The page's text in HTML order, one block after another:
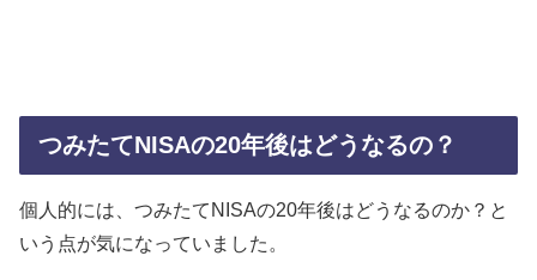
つみたてNISAの20年後はどうなるの？
個人的には、つみたてNISAの20年後はどうなるのか？と
いう点が気になっていました。